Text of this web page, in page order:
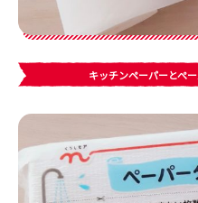
キッチンペーパーとぺ